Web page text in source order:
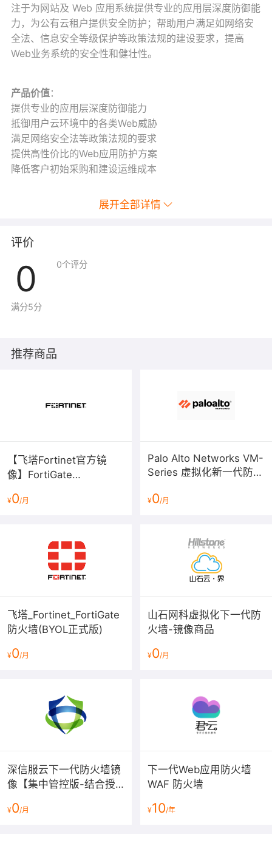
注于为网站及 Web 应用系统提供专业的应用层深度防御能
力，为公有云租户提供安全防护；帮助用户满足如网络安
全法、信息安全等级保护等政策法规的建设要求，提高
Web业务系统的安全性和健壮性。
产品价值：
提供专业的应用层深度防御能力
抵御用户云环境中的各类Web威胁
满足网络安全法等政策法规的要求
提供高性价比的Web应用防护方案
降低客户初始采购和建设运维成本
展开全部详情
评价
0
满分5分
0个评分
推荐商品
【飞塔Fortinet官方镜
像】FortiGate
火墙
¥0/月
Palo Alto Networks VM-
Series 虚拟化新一代防火
¥0/月
飞塔_Fortinet_FortiGate
防火墙(BYOL正式版)
¥0/月
山石网科虚拟化下一代防
火墙-镜像商品
¥0/月
深信服云下一代防火墙镜
像【集中管控版-结合授
¥0/月
下一代Web应用防火墙
WAF 防火墙
¥10/年